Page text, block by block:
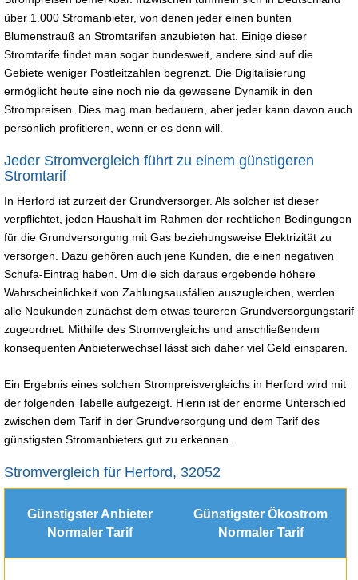
über 1.000 Stromanbieter, von denen jeder einen bunten
Blumenstrauß an Stromtarifen anzubieten hat. Einige dieser
Stromtarife findet man sogar bundesweit, andere sind auf die
Gebiete weniger Postleitzahlen begrenzt. Die Digitalisierung
ermöglicht heute eine noch nie da gewesene Dynamik in den
Strompreisen. Dies mag man bedauern, aber jeder kann davon auch
persönlich profitieren, wenn er es denn will.
Jeder Stromvergleich führt zu einem günstigeren
Stromtarif
In Herford ist zurzeit der Grundversorger. Als solcher ist dieser
verpflichtet, jeden Haushalt im Rahmen der rechtlichen Bedingungen
für die Grundversorgung mit Gas beziehungsweise Elektrizität zu
versorgen. Dazu gehören auch jene Kunden, die einen negativen
Schufa-Eintrag haben. Um die sich daraus ergebende höhere
Wahrscheinlichkeit von Zahlungsausfällen auszugleichen, werden
alle Neukunden zunächst dem etwas teureren Grundversorgungstarif
zugeordnet. Mithilfe des Stromvergleichs und anschließendem
konsequenten Anbieterwechsel lässt sich daher viel Geld einsparen.
Ein Ergebnis eines solchen Strompreisvergleichs in Herford wird mit
der folgenden Tabelle aufgezeigt. Hierin ist der enorme Unterschied
zwischen dem Tarif in der Grundversorgung und dem Tarif des
günstigsten Stromanbieters gut zu erkennen.
Stromvergleich für Herford, 32052
Günstigster Anbieter
Normaler Tarif
Günstigster Ökostrom
Normaler Tarif